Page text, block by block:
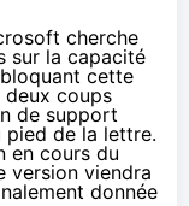
cherche
sur la capacité
cette
deux coups
de support
pied de la lettre.
en cours du
version viendra
donnée